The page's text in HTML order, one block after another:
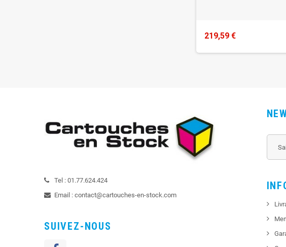
219,59 €
Tel : 01.77.624.424
Email : contact@cartouches-en-stock.com
SUIVEZ-NOUS